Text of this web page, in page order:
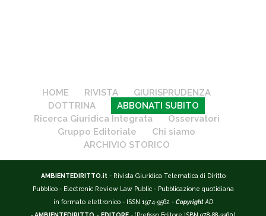
HOME RIVISTA
GIURISPRUDENZA
DOTTRINA
ABBONATI SUBITO
Ricerca Giuridica Integrata
Osservatori
Gruppo Editoriale
Chi siamo
ARCHIVIO STORICO
AMBIENTEDIRITTO.it - Rivista Giuridica Telematica di Diritto
Pubblico - Electronic Review Law Public - Pubblicazione quotidiana
in formato elettronico - ISSN 1974-9562 - Copyright AD